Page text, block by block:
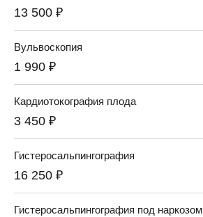
13 500 ₽
Вульвоскопия
1 990 ₽
Кардиотокография плода
3 450 ₽
Гистеросальпингография
16 250 ₽
Гистеросальпингография под наркозом